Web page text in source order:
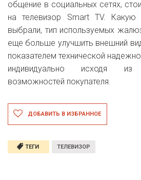
общение в социальных сетях,
на телевизор Smart TV.
выбрали, тип используемых
еще больше улучшить внешний
показателем технической
индивидуально исходя
возможностей покупателя.
ДОБАВИТЬ В ИЗБРАННОЕ
ТЕГИ ТЕЛЕВИЗОР